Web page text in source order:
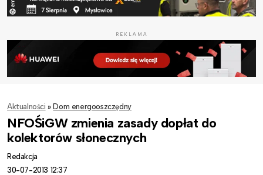
REKLAMA
Aktualności » Dom energooszczędny
NFOŚiGW zmienia zasady dopłat do
kolektorów słonecznych
Redakcja
30-07-2013 12:37